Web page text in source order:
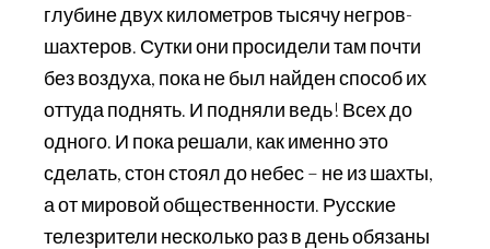
глубине двух километров тысячу негров-
шахтеров. Сутки они просидели там почти
без воздуха, пока не был найден способ их
оттуда поднять. И подняли ведь! Всех до
одного. И пока решали, как именно это
сделать, стон стоял до небес – не из шахты,
а от мировой общественности. Русские
телезрители несколько раз в день обязаны